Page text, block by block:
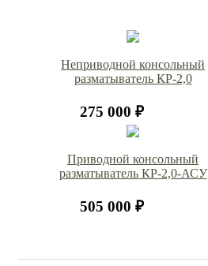
Неприводной консольный
разматыватель КР-2,0
275 000 ₽
Приводной консольный
разматыватель КР-2,0-АСУ
505 000 ₽